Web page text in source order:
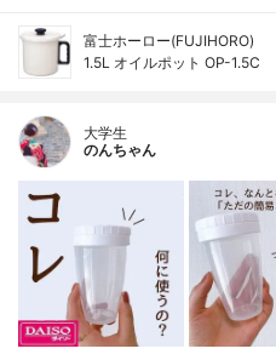
富士ホーロー(FUJIHORO)
1.5L オイルポット OP-1.5C
大学生
のんちゃん